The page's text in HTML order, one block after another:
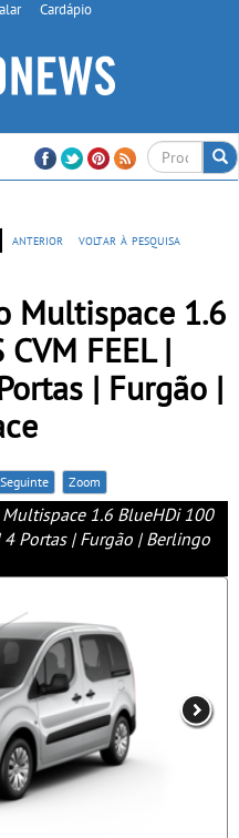
Cardápio
anterior
voltar à pesquisa
Multispace 1.6
FEEL |
| Furgão |
Zoom
1.6 BlueHDi 100
4 Portas | Furgão | Berlingo